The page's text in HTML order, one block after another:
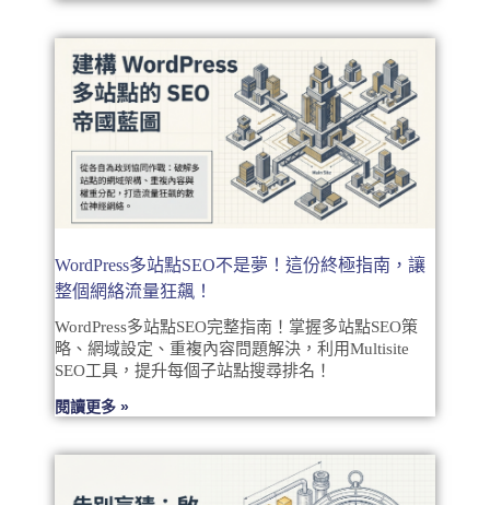
WordPress多站點SEO不是夢！這份終極指南，讓
整個網絡流量狂飆！
WordPress多站點SEO完整指南！掌握多站點SEO策
略、網域設定、重複內容問題解決，利用Multisite
SEO工具，提升每個子站點搜尋排名！
閱讀更多 »